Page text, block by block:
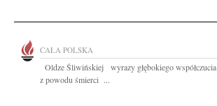
CAŁA POLSKA
Oldze Śliwińskiej wyrazy głębokiego współczucia
z powodu śmierci ...